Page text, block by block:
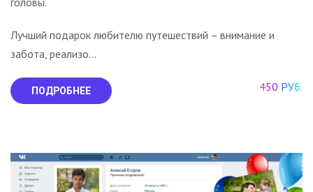
Лучший подарок любителю путешествий – внимание и
забота, реализо...
ПОДРОБНЕЕ 450 РУБ.